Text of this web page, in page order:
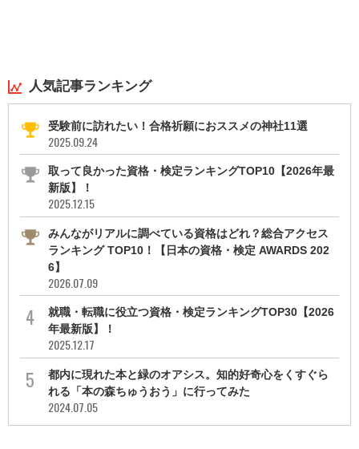
人気記事ランキング
受験前に訪れたい！合格祈願におススメの神社11選
2025.09.24
取って良かった資格・検定ランキングTOP10【2026年最
新版】！
2025.12.15
みんながリアルに調べている資格はどれ？総合アクセス
ランキング TOP10！【日本の資格・検定 AWARDS 202
6】
2026.07.09
就職・転職に役立つ資格・検定ランキングTOP30【2026
年最新版】！
2025.12.17
都内に現れた本と緑のオアシス。知的好奇心をくすぐら
れる「本の森ちゅうおう」に行ってみた
2024.07.05